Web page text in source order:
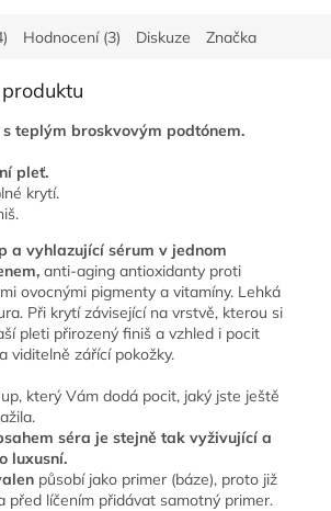
Hodnocení (3) Diskuze Značka
teplým broskvovým podtónem.
pleť.
krytí.
a vyhlazující sérum v jednom
anti-aging antioxidanty proti
ovocnými pigmenty a vitamíny. Lehká
Při krytí závisející na vrstvě, kterou si
pleti přirozený finiš a vzhled i pocit
viditelně zářící pokožky.
který Vám dodá pocit, jaký jste ještě
séra je stejně tak vyživující a
luxusní.
působí jako primer (báze), proto již
před líčením přidávat samotný primer.